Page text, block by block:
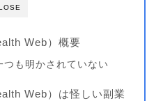
Web）概要
つも明かされていない
Web）は怪しい副業